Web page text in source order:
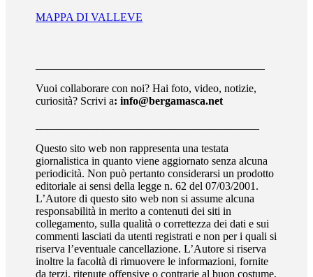
MAPPA DI VALLEVE
Vuoi collaborare con noi? Hai foto, video, notizie,
curiosità? Scrivi a: info@bergamasca.net
Questo sito web non rappresenta una testata
giornalistica in quanto viene aggiornato senza alcuna
periodicità. Non può pertanto considerarsi un prodotto
editoriale ai sensi della legge n. 62 del 07/03/2001.
L’Autore di questo sito web non si assume alcuna
responsabilità in merito a contenuti dei siti in
collegamento, sulla qualità o correttezza dei dati e sui
commenti lasciati da utenti registrati e non per i quali si
riserva l’eventuale cancellazione. L’Autore si riserva
inoltre la facoltà di rimuovere le informazioni, fornite
da terzi, ritenute offensive o contrarie al buon costume.